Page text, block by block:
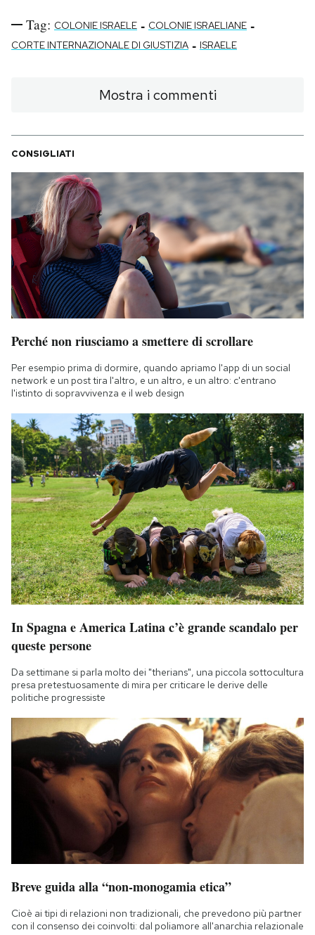
Tag: COLONIE ISRAELE - COLONIE ISRAELIANE -
CORTE INTERNAZIONALE DI GIUSTIZIA - ISRAELE
Mostra i commenti
CONSIGLIATI
Perché non riusciamo a smettere di scrollare
Per esempio prima di dormire, quando apriamo l'app di un social
network e un post tira l'altro, e un altro, e un altro: c'entrano
l'istinto di sopravvivenza e il web design
In Spagna e America Latina c’è grande scandalo per
queste persone
Da settimane si parla molto dei "therians", una piccola sottocultura
presa pretestuosamente di mira per criticare le derive delle
politiche progressiste
Breve guida alla “non-monogamia etica”
Cioè ai tipi di relazioni non tradizionali, che prevedono più partner
con il consenso dei coinvolti: dal poliamore all'anarchia relazionale